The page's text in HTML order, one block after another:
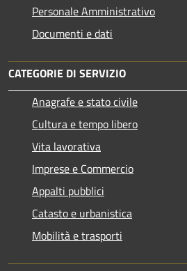
Personale Amministrativo
Documenti e dati
CATEGORIE DI SERVIZIO
Anagrafe e stato civile
Cultura e tempo libero
Vita lavorativa
Imprese e Commercio
Appalti pubblici
Catasto e urbanistica
Mobilità e trasporti